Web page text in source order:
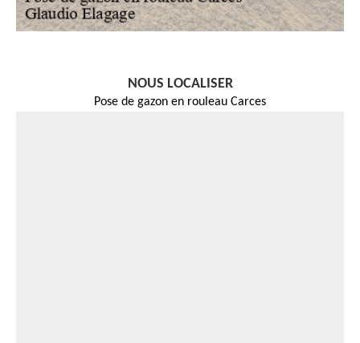
NOUS LOCALISER
Pose de gazon en rouleau Carces